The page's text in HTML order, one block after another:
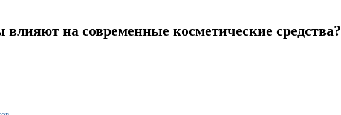
на современные косметические средства?